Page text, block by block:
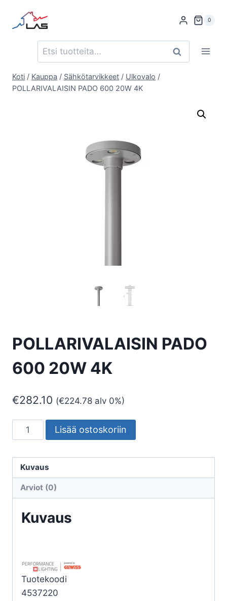
sisältöön
0
Etsi: Haku
Koti / Kauppa / Sähkötarvikkeet / Ulkovalo /
POLLARIVALAISIN PADO 600 20W 4K
POLLARIVALAISIN PADO
600 20W 4K
€282.10 (€224.78 alv 0%)
POLLARIVALAISIN
PADO
20W
4K
Lisää ostoskoriin
Kuvaus
Arviot (0)
Kuvaus
Tuotekoodi
4537220